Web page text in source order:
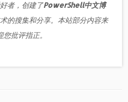
者，创建了PowerShell中文博
的搜集和分享。本站部分内容来
批评指正。